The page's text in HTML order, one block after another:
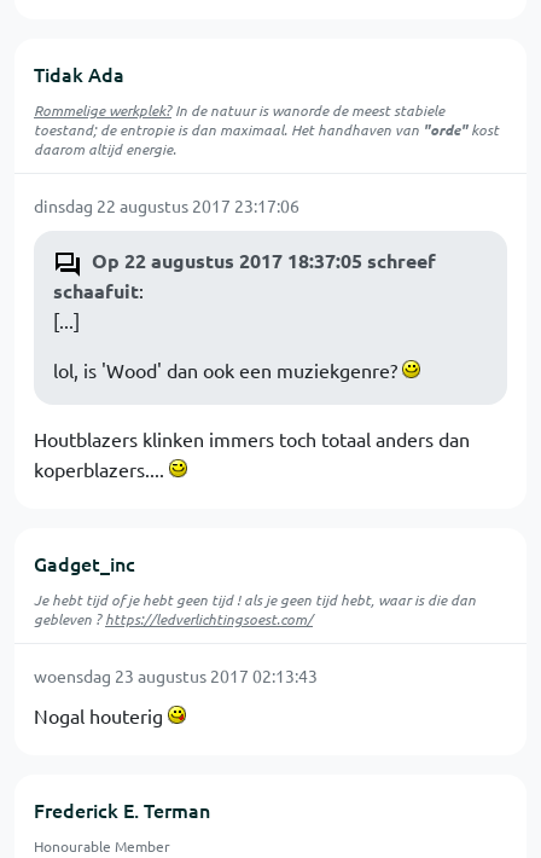
Tidak Ada
Rommelige werkplek?In de natuur iswanordede meest stabiele
toestand; de entropie is dan maximaal. Het handhaven van "orde"kost
daarom altijd energie.
dinsdag 22 augustus 2017 23:17:06
Op 22 augustus 2017 18:37:05 schreef
schaafuit:
[...]
lol, is 'Wood' dan ook een muziekgenre?
Houtblazers klinken immers toch totaal anders dan
koperblazers....
Gadget_inc
Je hebt tijd of je hebt geen tijd ! als je geen tijd hebt, waar is die dan
gebleven ?https://ledverlichtingsoest.com/
woensdag 23 augustus 2017 02:13:43
Nogal houterig
Frederick E. Terman
Honourable Member